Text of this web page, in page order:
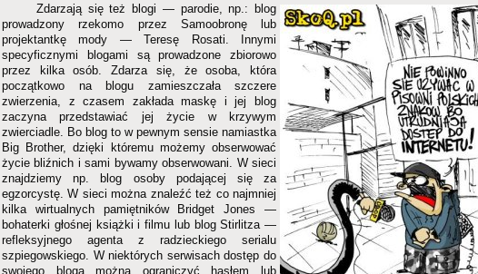
Zdarzają się też blogi — parodie, np.: blog
prowadzony rzekomo przez Samoobronę lub
projektantkę mody — Teresę Rosati. Innymi
specyficznymi blogami są prowadzone zbiorowo
przez kilka osób. Zdarza się, że osoba, która
początkowo na blogu zamieszczała szczere
zwierzenia, z czasem zakłada maskę i jej blog
zaczyna przedstawiać jej życie w krzywym
zwierciadle. Bo blog to w pewnym sensie namiastka
Big Brother, dzięki któremu możemy obserwować
życie bliźnich i sami bywamy obserwowani. W sieci
znajdziemy np. blog osoby podającej się za
egzorcystę. W sieci można znaleźć też co najmniej
kilka wirtualnych pamiętników Bridget Jones —
bohaterki głośnej książki i filmu lub blog Stirlitza —
refleksyjnego agenta z radzieckiego serialu
szpiegowskiego. W niektórych serwisach dostęp do
swojego bloga można ograniczyć hasłem lub